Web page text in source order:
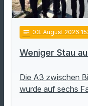
notes 03. August 2026
Weniger Stau
Die A3 zwischen
wurde auf sechs